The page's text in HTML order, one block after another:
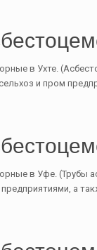
в Ухте.
и пром
в Уфе. (Трубы
а